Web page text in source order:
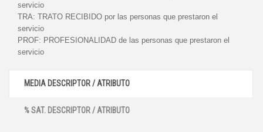
servicio
TRA: TRATO RECIBIDO por las personas que prestaron el
servicio
PROF: PROFESIONALIDAD de las personas que prestaron el
servicio
MEDIA DESCRIPTOR / ATRIBUTO
% SAT. DESCRIPTOR / ATRIBUTO